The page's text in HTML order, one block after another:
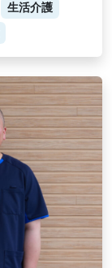
生活介護